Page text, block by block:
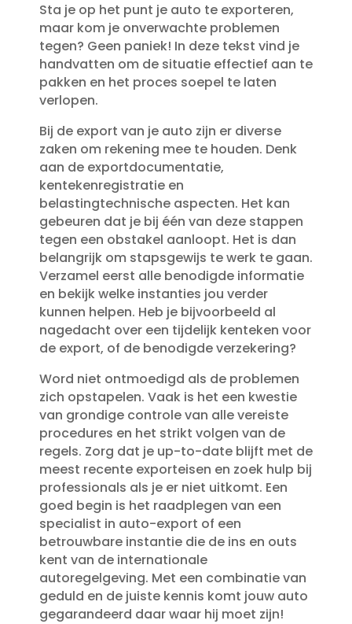
Sta je op het punt je auto te exporteren,
maar kom je onverwachte problemen
tegen? Geen paniek! In deze tekst vind je
handvatten om de situatie effectief aan te
pakken en het proces soepel te laten
verlopen.​
Bij de export van je auto zijn er diverse
zaken om rekening mee te houden.​ Denk
aan de exportdocumentatie,
kentekenregistratie en
belastingtechnische aspecten.​ Het kan
gebeuren dat je bij één van deze stappen
tegen een obstakel aanloopt.​ Het is dan
belangrijk om stapsgewijs te werk te gaan.​
Verzamel eerst alle benodigde informatie
en bekijk welke instanties jou verder
kunnen helpen.​ Heb je bijvoorbeeld al
nagedacht over een tijdelijk kenteken voor
de export, of de benodigde verzekering?
Word niet ontmoedigd als de problemen
zich opstapelen.​ Vaak is het een kwestie
van grondige controle van alle vereiste
procedures en het strikt volgen van de
regels.​ Zorg dat je up-to-date blijft met de
meest recente exporteisen en zoek hulp bij
professionals als je er niet uitkomt.​ Een
goed begin is het raadplegen van een
specialist in auto-export of een
betrouwbare instantie die de ins en outs
kent van de internationale
autoregelgeving.​ Met een combinatie van
geduld en de juiste kennis komt jouw auto
gegarandeerd daar waar hij moet zijn!